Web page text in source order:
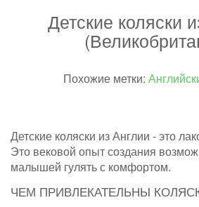
Детские коляски
Похожие метки:
Детские коляски из Англии - это
Это вековой опыт создания
малышей гулять с комфортом.
ЧЕМ ПРИВЛЕКАТЕЛЬНЫ